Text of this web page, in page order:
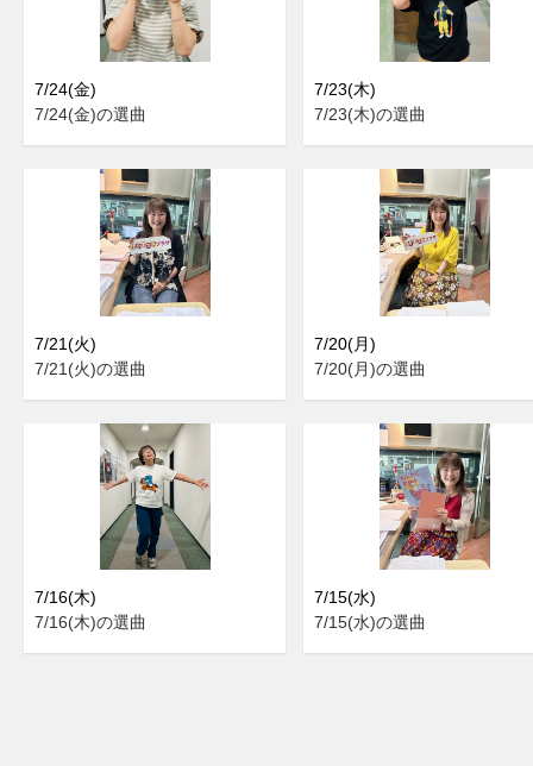
7/24(金)
7/24(金)の選曲
7/23(木)
7/23(木)の選曲
7/21(火)
7/21(火)の選曲
7/20(月)
7/20(月)の選曲
7/16(木)
7/16(木)の選曲
7/15(水)
7/15(水)の選曲